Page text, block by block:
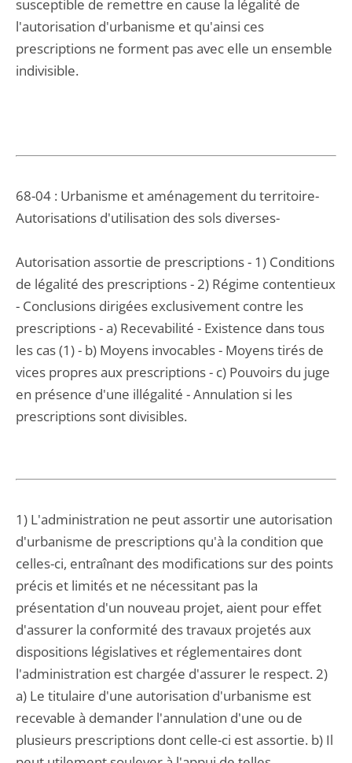
susceptible de remettre en cause la légalité de
l'autorisation d'urbanisme et qu'ainsi ces
prescriptions ne forment pas avec elle un ensemble
indivisible.
68-04 : Urbanisme et aménagement du territoire-
Autorisations d'utilisation des sols diverses-
Autorisation assortie de prescriptions - 1) Conditions
de légalité des prescriptions - 2) Régime contentieux
- Conclusions dirigées exclusivement contre les
prescriptions - a) Recevabilité - Existence dans tous
les cas (1) - b) Moyens invocables - Moyens tirés de
vices propres aux prescriptions - c) Pouvoirs du juge
en présence d'une illégalité - Annulation si les
prescriptions sont divisibles.
1) L'administration ne peut assortir une autorisation
d'urbanisme de prescriptions qu'à la condition que
celles-ci, entraînant des modifications sur des points
précis et limités et ne nécessitant pas la
présentation d'un nouveau projet, aient pour effet
d'assurer la conformité des travaux projetés aux
dispositions législatives et réglementaires dont
l'administration est chargée d'assurer le respect. 2)
a) Le titulaire d'une autorisation d'urbanisme est
recevable à demander l'annulation d'une ou de
plusieurs prescriptions dont celle-ci est assortie. b) Il